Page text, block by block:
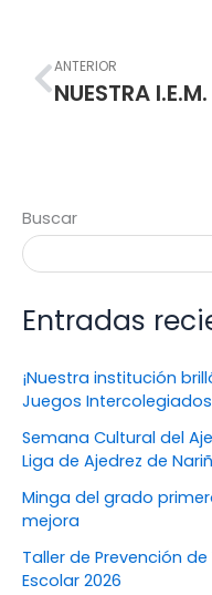
Prev
ANTERIOR
Buscar
Entradas
¡Nuestra institución
Juegos
Semana Cultural del
Liga de Ajedrez de
Minga del grado
mejora
Taller de Prevención
Escolar 2026